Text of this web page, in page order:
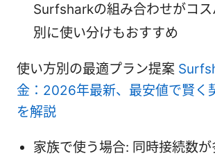
Surfsharkの組み合わせがコ
別に使い分けもおすすめ
使い方別の最適プラン提案
金：2026年最新、最安値で賢く
を解説
家族で使う場合: 同時接続数